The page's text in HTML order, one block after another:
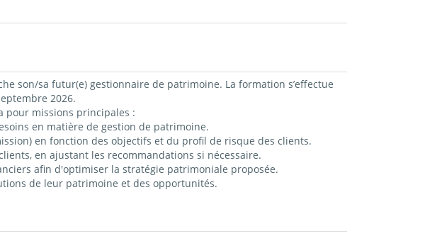
son/sa futur(e) gestionnaire de patrimoine. La formation s’effectue
2026.
pour missions principales :
en matière de gestion de patrimoine.
en fonction des objectifs et du profil de risque des clients.
en ajustant les recommandations si nécessaire.
afin d'optimiser la stratégie patrimoniale proposée.
de leur patrimoine et des opportunités.